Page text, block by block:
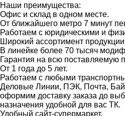
Наши преимущества:
Офис и склад в одном месте.
От ближайшего метро 7 минут
Работаем с юридическими и
Широкий ассортимент
В линейке более 70 тысяч
Гарантия на всю поставляемую
От 1 года до 5 лет.
Работаем с любыми
Деловые Линии, ПЭК, Почта,
оформим доставку заказа до
назначения удобной для вас ТК.
Удобный сайт-супермаркет.